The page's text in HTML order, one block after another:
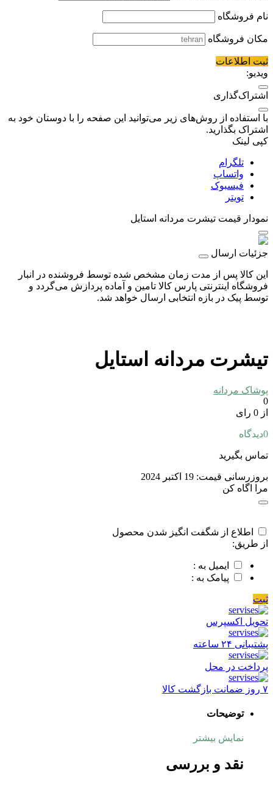
نام فروشگاه
مکان فروشگاه
ثبت اطلاعات
ویدیو:
اشتراک‌گذاری
با استفاده از روش‌های زیر می‌توانید این صفحه را با دوستان خود به
اشتراک بگذارید.
کپی لینک
تلگرام
واتساپ
فیسبوک
تویتر
نمودار قیمت تیشرت مردانه استایل
جزئیات ارسال
این کالا پس از مدت زمان مشخص شده توسط فروشنده در انبار
فروشگاه اینترنتی پارس کالا تامین و آماده پردازش می‌گردد و
توسط پیک در بازه انتخابی ارسال خواهد شد.
تیشرت مردانه استایل
پوشاک مردانه
0
از 0 رای
0دیدگاه
تماس بگیرید
بروزرسانی قیمت: 19 اکتبر 2024
مرا اگاه کن
اطلاع از شگفت انگیز شدن محصول
از طریق:
ایمیل به :
پیامک به :
ثبت
تحویل اکسپرس
پشتیبانی ۲۴ ساعته
پرداخت در محل
۷ روز ضمانت بازگشت کالا
توضیحات
نمایش بیشتر
نقد و بررسی